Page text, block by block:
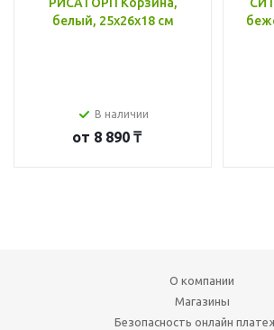
белый, 25x26x18 см
В наличии
от 8 890 ₸
О компании
Магазины
Безопасность онлайн